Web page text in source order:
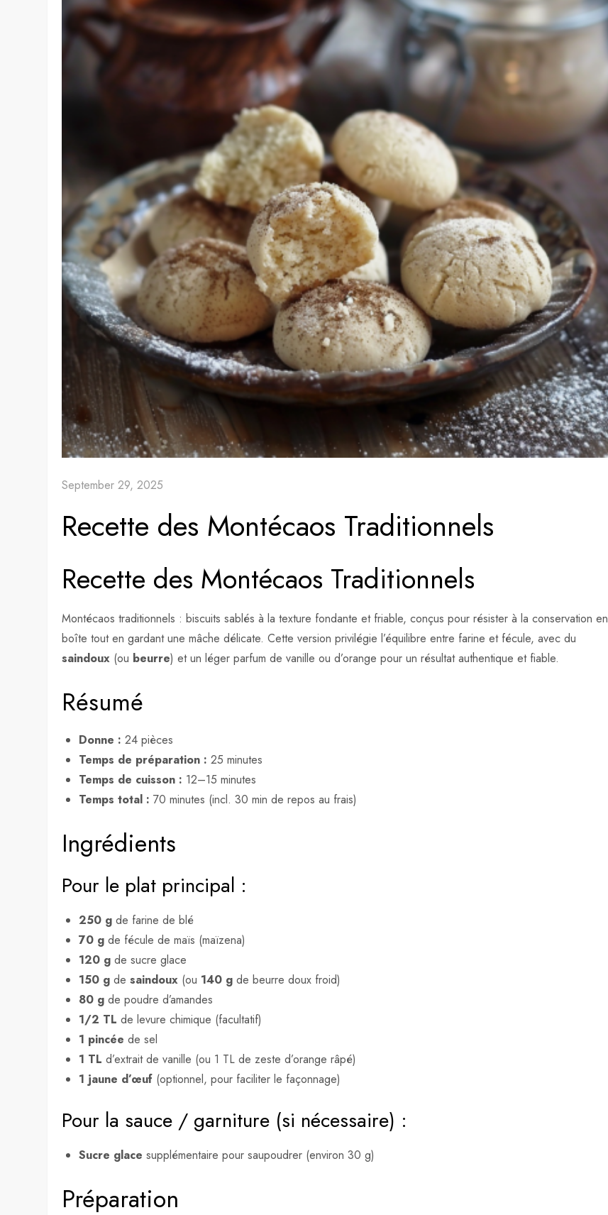
September 29, 2025
Recette des Montécaos Traditionnels
Recette des Montécaos Traditionnels
Montécaos traditionnels : biscuits sablés à la texture fondante et friable, conçus pour résister à la conservation en
boîte tout en gardant une mâche délicate. Cette version privilégie l’équilibre entre farine et fécule, avec du
saindoux (ou beurre) et un léger parfum de vanille ou d’orange pour un résultat authentique et fiable.
Résumé
Donne : 24 pièces
Temps de préparation : 25 minutes
Temps de cuisson : 12–15 minutes
Temps total : 70 minutes (incl. 30 min de repos au frais)
Ingrédients
Pour le plat principal :
250 g de farine de blé
70 g de fécule de maïs (maïzena)
120 g de sucre glace
150 g desaindoux (ou 140 g de beurre doux froid)
80 g de poudre d’amandes
1/2 TL de levure chimique (facultatif)
1 pincée de sel
1 TL d’extrait de vanille (ou 1 TL de zeste d’orange râpé)
1 jaune d’œuf (optionnel, pour faciliter le façonnage)
Pour la sauce / garniture (si nécessaire) :
Sucre glace supplémentaire pour saupoudrer (environ 30 g)
Préparation